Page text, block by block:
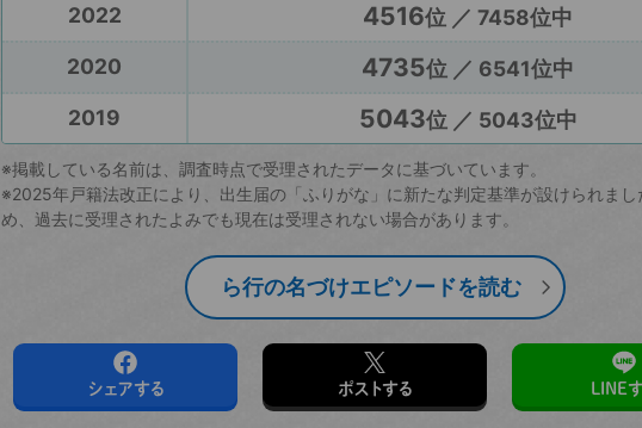
2022 4516位 ／ 7458位中
2020
4735位 ／ 6541位中
2019
5043位 ／ 5043位中
※掲載している名前は、調査時点で受理されたデータに基づいています。
※2025年戸籍法改正により、出生届の「ふりがな」に新たな判定基準が設けられまし
め、過去に受理されたよみでも現在は受理されない場合があります。
ら行の名づけエピソードを読む
シェアする ポストする LINE